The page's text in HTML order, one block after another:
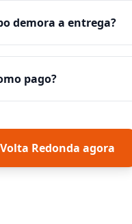
demora a entrega?
pago?
Volta Redonda agora